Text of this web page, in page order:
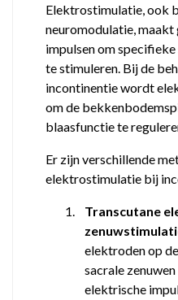
Elektrostimulatie, ook
neuromodulatie,
impulsen om
te stimuleren. Bij de
incontinentie wordt
om de
blaasfunctie te
Er zijn verschillende
elektrostimulatie bij
1.
Transcutane
elektroden op
sacrale
elektrische